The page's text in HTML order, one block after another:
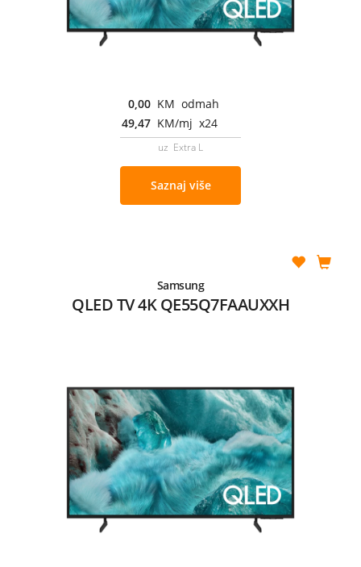
0,00 KM odmah
49,47 KM/mj x24
uz Extra L
Saznaj više
Samsung
QLED TV 4K QE55Q7FAAUXXH